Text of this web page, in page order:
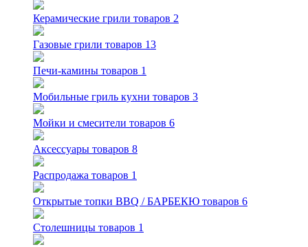
Керамические грили товаров 2
Газовые грили товаров 13
Печи-камины товаров 1
Мобильные гриль кухни товаров 3
Мойки и смесители товаров 6
Аксессуары товаров 8
Распродажа товаров 1
Открытые топки BBQ / БАРБЕКЮ товаров 6
Столешницы товаров 1